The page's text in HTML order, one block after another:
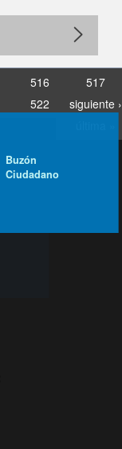
516
517
522
siguiente ›
Buzón
Ciudadano